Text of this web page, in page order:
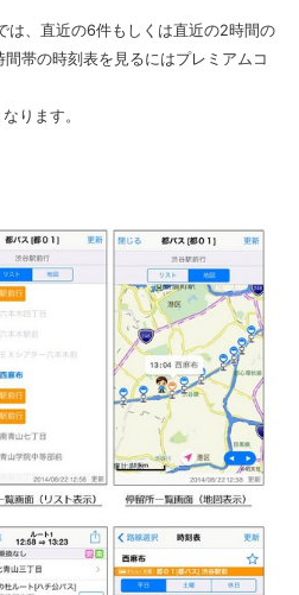
、直近の6件もしくは直近の2時間の
帯の時刻表を見るにはプレミアムコ
ります。